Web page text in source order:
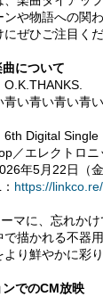
ンや物語への関
ぜひご注目くだ
について
O.K.THANKS.
青い青い青い青
6th Digital Single
／エレクトロニ
年5月22日（金
https://
マに、忘れか
で描かれる不器
り鮮やかに彩り
でのCM放映